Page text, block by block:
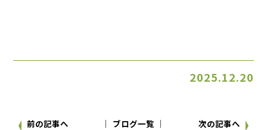
2025.12.20
前の記事へ 次の記事へ
│ ブログ一覧 │